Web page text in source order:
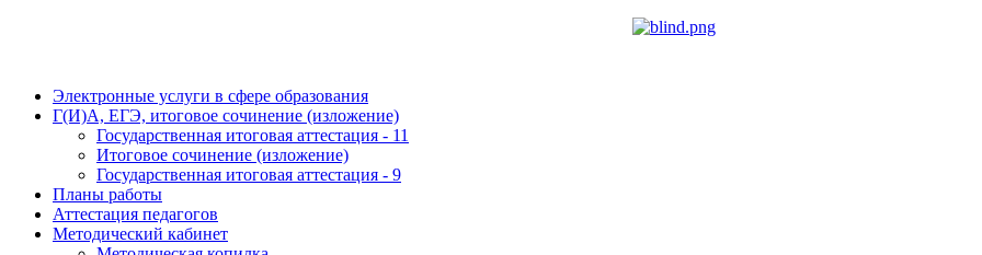
Электронные услуги в сфере образования
Г(И)А, ЕГЭ, итоговое сочинение (изложение)
Государственная итоговая аттестация - 11
Итоговое сочинение (изложение)
Государственная итоговая аттестация - 9
Планы работы
Аттестация педагогов
Методический кабинет